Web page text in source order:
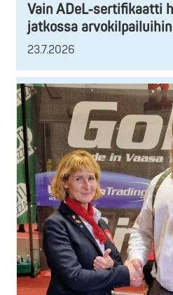
Vain ADeL-sertifikaatti
jatkossa arvokilpailuihin
23.7.2026